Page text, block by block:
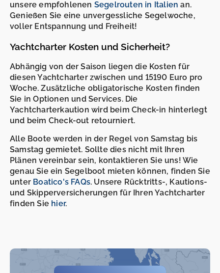
unsere empfohlenen Segelrouten in Italien an.
Genießen Sie eine unvergessliche Segelwoche,
voller Entspannung und Freiheit!
Yachtcharter Kosten und Sicherheit?
Abhängig von der Saison liegen die Kosten für
diesen Yachtcharter zwischen und 15190 Euro pro
Woche. Zusätzliche obligatorische Kosten finden
Sie in Optionen und Services. Die
Yachtcharterkaution wird beim Check-in hinterlegt
und beim Check-out retourniert.
Alle Boote werden in der Regel von Samstag bis
Samstag gemietet. Sollte dies nicht mit Ihren
Plänen vereinbar sein, kontaktieren Sie uns! Wie
genau Sie ein Segelboot mieten können, finden Sie
unter Boatico's FAQs. Unsere Rücktritts-, Kautions-
und Skipperversicherungen für Ihren Yachtcharter
finden Sie hier.